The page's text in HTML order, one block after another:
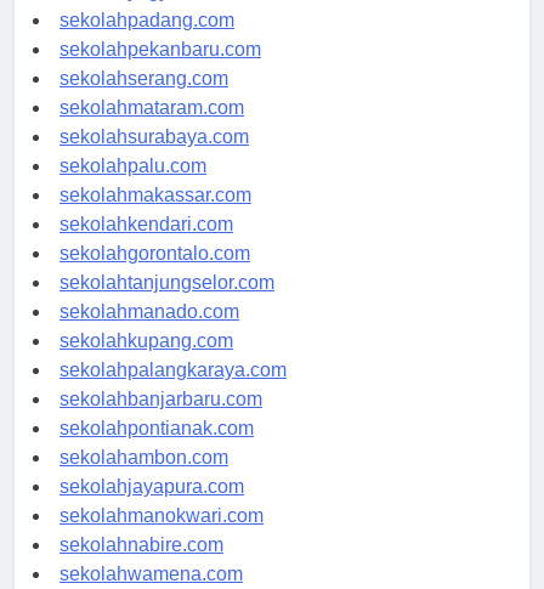
sekolahyogyakarta.com
sekolahpadang.com
sekolahpekanbaru.com
sekolahserang.com
sekolahmataram.com
sekolahsurabaya.com
sekolahpalu.com
sekolahmakassar.com
sekolahkendari.com
sekolahgorontalo.com
sekolahtanjungselor.com
sekolahmanado.com
sekolahkupang.com
sekolahpalangkaraya.com
sekolahbanjarbaru.com
sekolahpontianak.com
sekolahambon.com
sekolahjayapura.com
sekolahmanokwari.com
sekolahnabire.com